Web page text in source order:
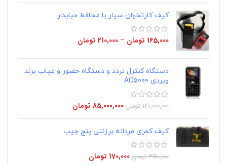
کیف کارتخوان سیار با محافظ حبابدار
165,000 تومان –
210,000 تومان
دستگاه کنترل تردد و دستگاه حضور و غیاب برند
ویردی AC5000
120,000,000 تومان 85,000,000 تومان
کیف کمری مردانه برزنتی پنج جیب
350,000 تومان 170,000 تومان